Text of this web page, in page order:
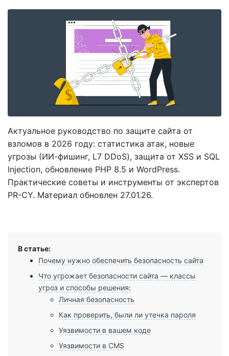
Актуальное руководство по защите сайта от
взломов в 2026 году: статистика атак, новые
угрозы (ИИ-фишинг, L7 DDoS), защита от XSS и SQL
Injection, обновление PHP 8.5 и WordPress.
Практические советы и инструменты от экспертов
PR-CY. Материал обновлен 27.01.26.
В статье:
Почему нужно обеспечить безопасность сайта
Что угрожает безопасности сайта — классы
угроз и способы решения:
Личная безопасность
Как проверить, были ли утечка пароля
Уязвимости в вашем коде
Уязвимости в CMS